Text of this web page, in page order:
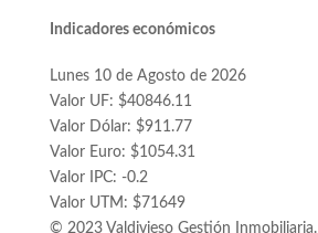
Indicadores económicos
Lunes 10 de Agosto de 2026
Valor UF: $40846.11
Valor Dólar: $911.77
Valor Euro: $1054.31
Valor IPC: -0.2
Valor UTM: $71649
© 2023 Valdivieso Gestión Inmobiliaria.